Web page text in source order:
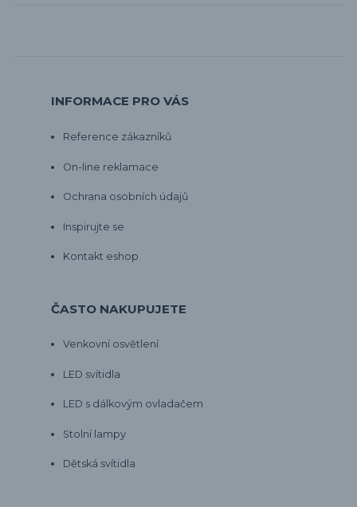
INFORMACE PRO VÁS
Reference zákazníků
On-line reklamace
Ochrana osobních údajů
Inspirujte se
Kontakt eshop
ČASTO NAKUPUJETE
Venkovní osvětlení
LED svítidla
LED s dálkovým ovladačem
Stolní lampy
Dětská svítidla